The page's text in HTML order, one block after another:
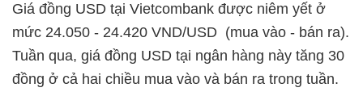
Giá đồng USD tại Vietcombank được niêm yết ở
mức 24.050 - 24.420 VND/USD (mua vào - bán ra).
Tuần qua, giá đồng USD tại ngân hàng này tăng 30
đồng ở cả hai chiều mua vào và bán ra trong tuần.